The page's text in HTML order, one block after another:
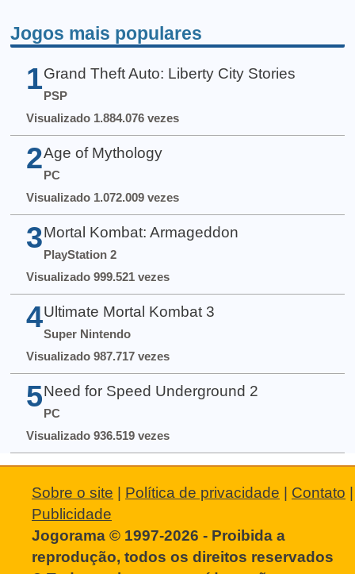
Jogos mais populares
1 Grand Theft Auto: Liberty City Stories
PSP
Visualizado 1.884.076 vezes
2 Age of Mythology
PC
Visualizado 1.072.009 vezes
3 Mortal Kombat: Armageddon
PlayStation 2
Visualizado 999.521 vezes
4 Ultimate Mortal Kombat 3
Super Nintendo
Visualizado 987.717 vezes
5 Need for Speed Underground 2
PC
Visualizado 936.519 vezes
Sobre o site Política de privacidade Contato
Publicidade
Jogorama © 1997-2026 - Proibida a
reprodução, todos os direitos reservados